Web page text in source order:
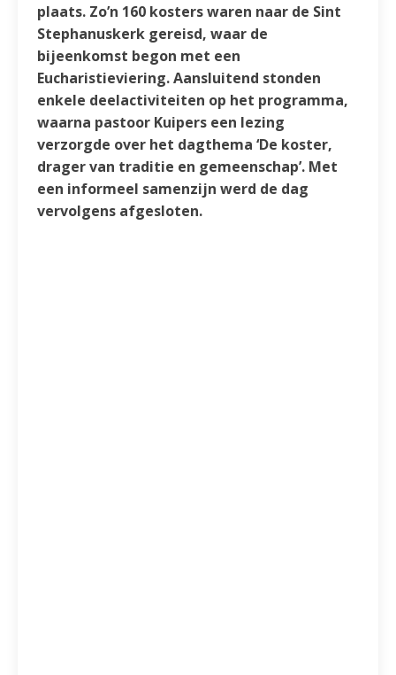
plaats. Zo’n 160 kosters waren naar de Sint
Stephanuskerk gereisd, waar de
bijeenkomst begon met een
Eucharistieviering. Aansluitend stonden
enkele deelactiviteiten op het programma,
waarna pastoor Kuipers een lezing
verzorgde over het dagthema ‘De koster,
drager van traditie en gemeenschap’. Met
een informeel samenzijn werd de dag
vervolgens afgesloten.